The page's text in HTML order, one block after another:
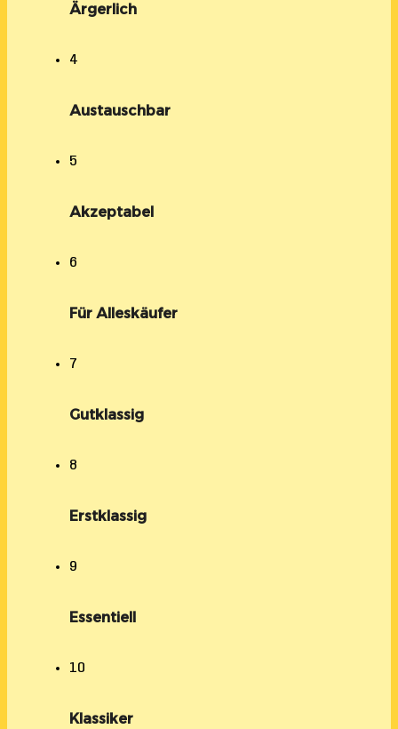
Ärgerlich
4
Austauschbar
5
Akzeptabel
6
Für Alleskäufer
7
Gutklassig
8
Erstklassig
9
Essentiell
10
Klassiker